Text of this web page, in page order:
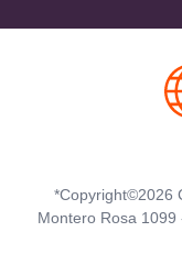
*Copyright©2026
Montero Rosa 1099